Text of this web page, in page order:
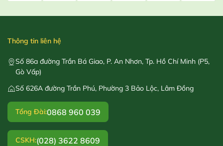
Thông tin liên hệ
Số 86a đường Trần Bá Giao, P. An Nhơn, Tp. Hồ Chí Minh (P5,
Gò Vấp)
Số 626A đường Trần Phú, Phường 3 Bảo Lộc, Lâm Đồng
Tổng Đài:0868 960 039
CSKH:(028) 3622 8609